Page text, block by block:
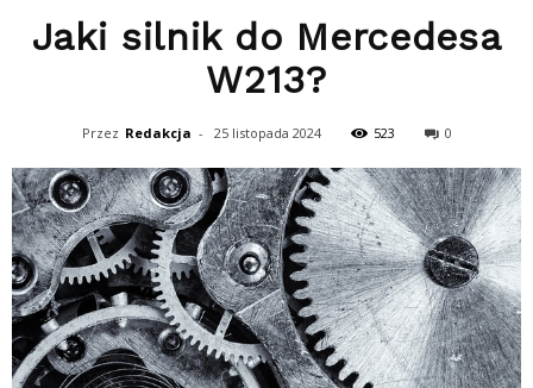
Jaki silnik do Mercedesa
W213?
Przez Redakcja - 25 listopada 2024 523 0